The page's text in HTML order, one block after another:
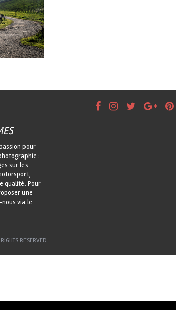
pour
:
sur les
qualité. Pour
une
via le
RESERVED.